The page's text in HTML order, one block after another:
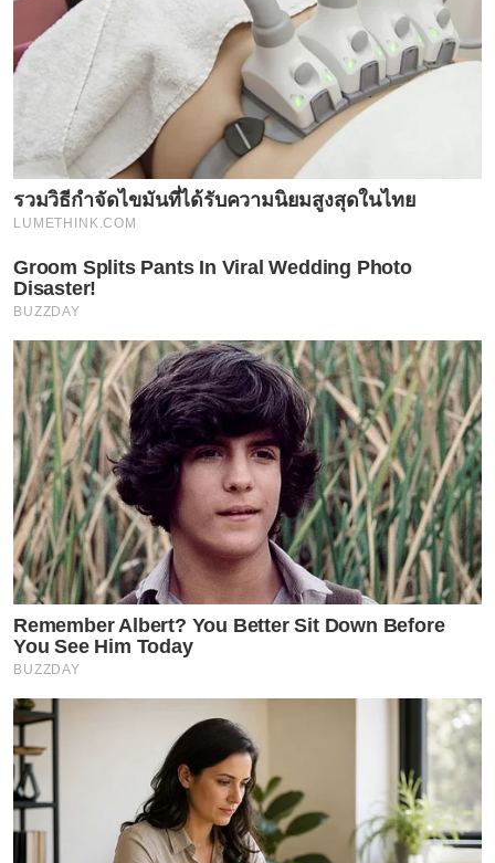
รวมวิธีกำจัดไขมันที่ได้รับความนิยมสูงสุดในไทย
LUMETHINK.COM
Groom Splits Pants In Viral Wedding Photo
Disaster!
BUZZDAY
Remember Albert? You Better Sit Down Before
You See Him Today
BUZZDAY